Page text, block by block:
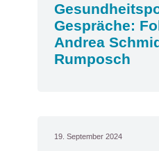
Gespräche:
Andrea
Rumposch
19. September 2024